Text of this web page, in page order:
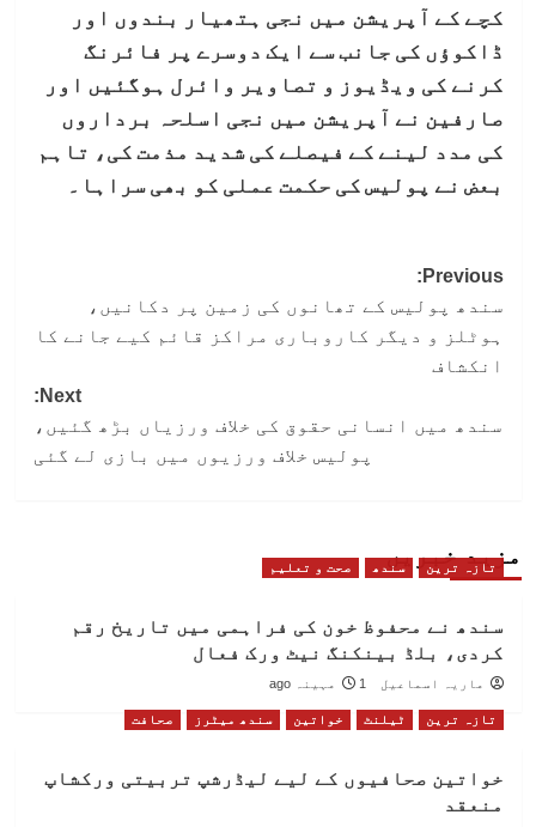
کچے کے آپریشن میں نجی ہتھیار بندوں اور
ڈاکوؤں کی جانب سے ایک دوسرے پر فائرنگ
کرنے کی ویڈیوز و تصاویر وائرل ہوگئیں اور
صارفین نے آپریشن میں نجی اسلحہ برداروں
کی مدد لینے کے فیصلے کی شدید مذمت کی، تاہم
بعض نے پولیس کی حکمت عملی کو بھی سراہا۔
Post
navigation
Previous:
سندھ پولیس کے تھانوں کی زمین پر دکانیں،
ہوٹلز و دیگر کاروباری مراکز قائم کیے جانے کا
انکشاف
Next:
سندھ میں انسانی حقوق کی خلاف ورزیاں بڑھ گئیں،
پولیس خلاف ورزیوں میں بازی لے گئی
مزید خبریں
تازہ ترین سندھ صحت و تعلیم
سندھ نے محفوظ خون کی فراہمی میں تاریخ رقم
کردی، بلڈ بینکنگ نیٹ ورک فعال
ماریہ اسماعیل 1 مہینہ ago
تازہ ترین ٹیلنٹ خواتین سندھ میٹرز صحافت
خواتین صحافیوں کے لیے لیڈرشپ تربیتی ورکشاپ
منعقد